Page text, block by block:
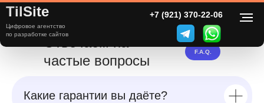
TilSite
Цифровое агентство
по разработке сайтов
+7 (921) 370-22-06
частые вопросы
F.A.Q.
Какие гарантии вы даёте?